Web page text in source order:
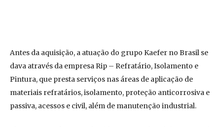
Antes da aquisição, a atuação do grupo Kaefer no Brasil se
dava através da empresa Rip – Refratário, Isolamento e
Pintura, que presta serviços nas áreas de aplicação de
materiais refratários, isolamento, proteção anticorrosiva e
passiva, acessos e civil, além de manutenção industrial.